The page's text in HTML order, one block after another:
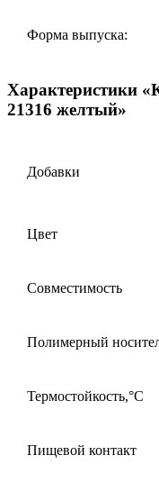
Форма выпуска:
Характеристики
21316 желтый»
Добавки
Цвет
Совместимость
Полимерный
Термостойкость,°С
Пищевой контакт